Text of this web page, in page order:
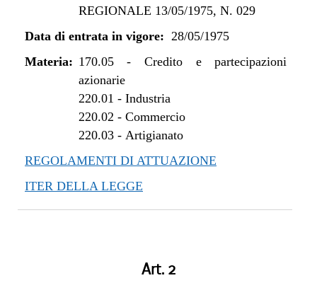
REGIONALE 13/05/1975, N. 029
Data di entrata in vigore: 28/05/1975
Materia: 170.05-Credito e partecipazioni
azionarie
220.01 - Industria
220.02 - Commercio
220.03- Artigianato
REGOLAMENTI DI ATTUAZIONE
ITER DELLA LEGGE
Art. 2